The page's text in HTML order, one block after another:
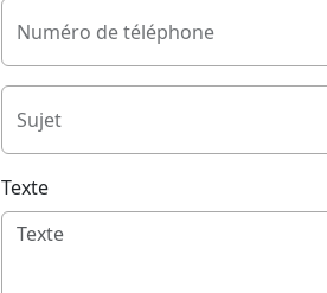
Numéro de téléphone
Sujet
Texte